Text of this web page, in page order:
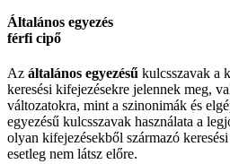
Általános egyezés
férfi cipő
Az általános egyezésű kulcsszavak a
keresési kifejezésekre jelennek meg,
változatokra, mint a szinonimák és
egyezésű kulcsszavak használata a
olyan kifejezésekből származó
esetleg nem látsz előre.